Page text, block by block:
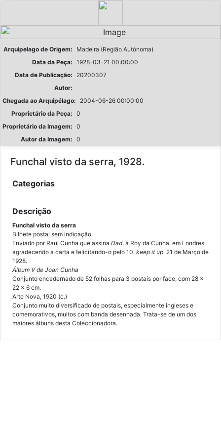
Arquipelago de Origem:
Madeira (Região Autónoma)
Data da Peça: 1928-03-21 00:00:00
Data de Publicação:
20200307
Autor:
Chegada ao Arquipélago:
2004-06-26 00:00:00
Proprietário da Peça: 0
Proprietário da Imagem: 0
Autor da Imagem: 0
Funchal visto da serra, 1928.
Categorias
Descrição
Funchal visto da serra
Bilhete postal sem indicação.
Enviado por Raul Cunha que assina Dad, a Roy da Cunha, em Londres,
agradecendo a carta e felicitando-o pelo 10: keep it up. 21 de Março de
1928.
Álbum V de Joan Cunha
Conjunto encadernado de 52 folhas para 3 postais por face, com 28 x
22 x 6 cm.
Arte Nova, 1920 (c.)
Conjunto muito diversificado de postais, especialmente ingleses e
comemorativos, muitos com banda desenhada. Trata-se de um dos
maiores álbuns desta Coleccionadora.